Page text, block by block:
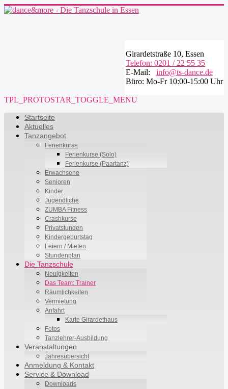
Girardetstraße 10, Essen
Telefon: 0201 / 22 55 35
E-Mail: info@ts-dance.de
Büro: Mo-Fr 10:00-15:00 Uhr
TPL_PROTOSTAR_TOGGLE_MENU
Startseite
Aktuelles
Tanzangebot
Ferienkurse
Ferienkurse (Solo)
Ferienkurse (Paartanz)
Erwachsene
Senioren
Kinder
Jugendliche
ZUMBA Fitness
Crashkurse
Privatstunden
Kindergeburtstag
Feiern / Mieten
Stundenplan
Die Tanzschule
Neuigkeiten
Das Team: Trainer
Räumlichkeiten
Vermietung
Anfahrt
Karte Girardethaus
Fotos
Tanzlehrer-Ausbildung
Veranstaltungen
Jahresübersicht
Anmeldung & Kontakt
Service & Download
Downloads